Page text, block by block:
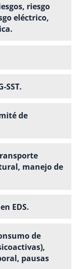
riesgo
eléctrico,
SST.
de
manejo de
EDS.
de
pausas